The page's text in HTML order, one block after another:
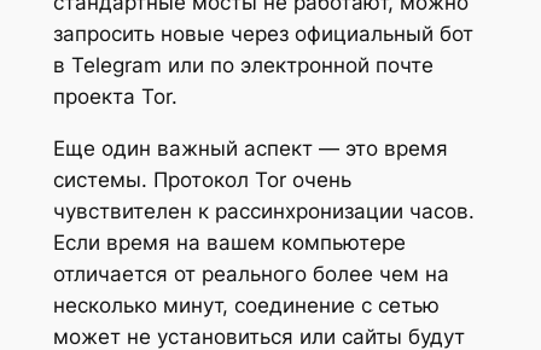
запросить новые через официальный бот
в Telegram или по электронной почте
проекта Tor.
Еще один важный аспект — это время
системы. Протокол Tor очень
чувствителен к рассинхронизации часов.
Если время на вашем компьютере
отличается от реального более чем на
несколько минут, соединение с сетью
может не установиться или сайты будут